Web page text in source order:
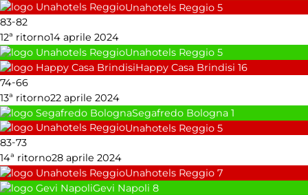
Unahotels Reggio 5
83-82
12ª ritorno14 aprile 2024
Unahotels Reggio 5
Happy Casa Brindisi 16
74-66
13ª ritorno22 aprile 2024
Segafredo Bologna 1
Unahotels Reggio 5
83-73
14ª ritorno28 aprile 2024
Unahotels Reggio 7
Gevi Napoli 8